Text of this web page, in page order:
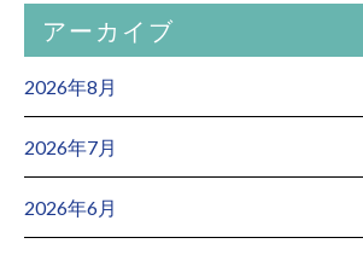
アーカイブ
2026年8月
2026年7月
2026年6月